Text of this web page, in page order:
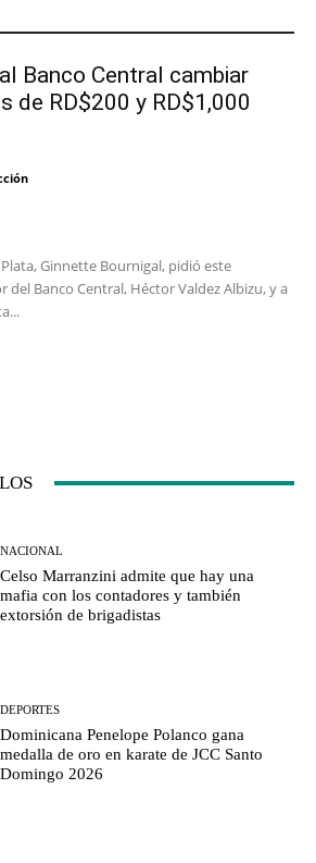
Banco Central cambiar
de RD$200 y RD$1,000
Ginnette Bournigal, pidió este
del Banco Central, Héctor Valdez Albizu, y a
NACIONAL
Celso Marranzini admite que hay una
mafia con los contadores y también
extorsión de brigadistas
DEPORTES
Dominicana Penelope Polanco gana
medalla de oro en karate de JCC Santo
Domingo 2026